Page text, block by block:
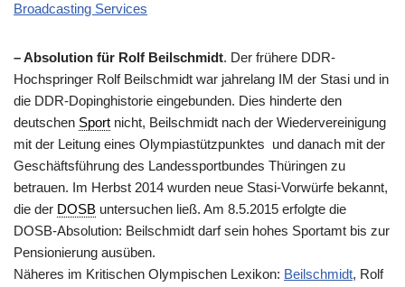
Broadcasting Services
– Absolution für Rolf Beilschmidt. Der frühere DDR-
Hochspringer Rolf Beilschmidt war jahrelang IM der Stasi und in
die DDR-Dopinghistorie eingebunden. Dies hinderte den
deutschen Sport nicht, Beilschmidt nach der Wiedervereinigung
mit der Leitung eines Olympiastützpunktes und danach mit der
Geschäftsführung des Landessportbundes Thüringen zu
betrauen. Im Herbst 2014 wurden neue Stasi-Vorwürfe bekannt,
die der DOSB untersuchen ließ. Am 8.5.2015 erfolgte die
DOSB-Absolution: Beilschmidt darf sein hohes Sportamt bis zur
Pensionierung ausüben.
Näheres im Kritischen Olympischen Lexikon: Beilschmidt, Rolf